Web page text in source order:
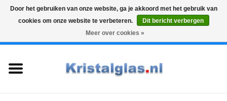
Graveren
Door het gebruiken van onze website, ga je akkoord met het gebruik van
cookies om onze website te verbeteren.
Dit bericht verbergen
Meer over cookies »